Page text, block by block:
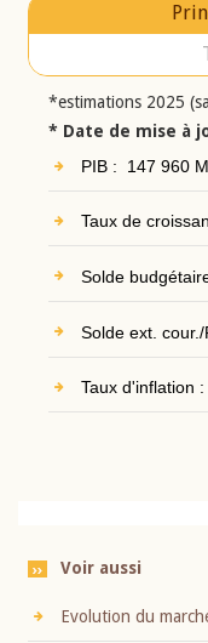
*estimations 2025
* Date de mise à
PIB : 147 960
Taux de
Solde
Solde ext.
Taux d'inflation
Voir aussi
Evolution du